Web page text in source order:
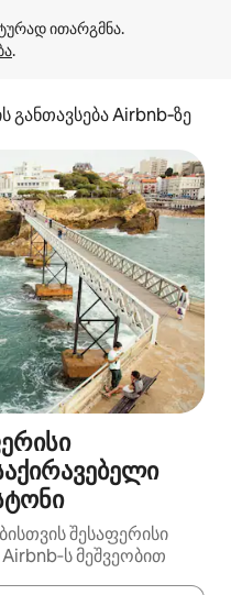
.
განთავსება Airbnb‑ზე
შესაფერისი
მეშვეობით